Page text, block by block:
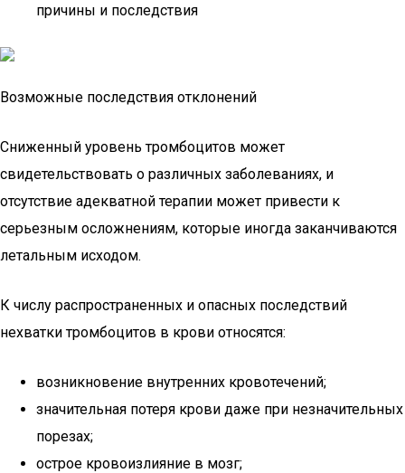
причины и последствия
Возможные последствия отклонений
Сниженный уровень тромбоцитов может
свидетельствовать о различных заболеваниях, и
отсутствие адекватной терапии может привести к
серьезным осложнениям, которые иногда заканчиваются
летальным исходом.
К числу распространенных и опасных последствий
нехватки тромбоцитов в крови относятся:
возникновение внутренних кровотечений;
значительная потеря крови даже при незначительных
порезах;
острое кровоизлияние в мозг;